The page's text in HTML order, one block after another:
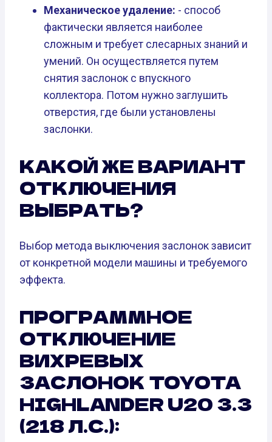
Механическое удаление: - способ
фактически является наиболее
сложным и требует слесарных знаний и
умений. Он осуществляется путем
снятия заслонок с впускного
коллектора. Потом нужно заглушить
отверстия, где были установлены
заслонки.
КАКОЙ ЖЕ ВАРИАНТ
ОТКЛЮЧЕНИЯ
ВЫБРАТЬ?
Выбор метода выключения заслонок зависит
от конкретной модели машины и требуемого
эффекта.
ПРОГРАММНОЕ
ОТКЛЮЧЕНИЕ
ВИХРЕВЫХ
ЗАСЛОНОК TOYOTA
HIGHLANDER U20 3.3
(218 Л.С.):